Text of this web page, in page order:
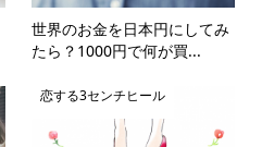
世界のお金を日本円にしてみ
たら？1000円で何が買...
恋する3センチヒール